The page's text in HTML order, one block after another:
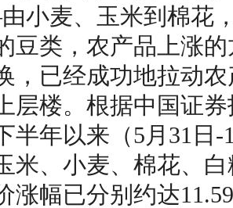
小麦、玉米到棉花
豆类，农产品上涨
，已经成功地拉动
层楼。根据中国证
半年以来（5月31日-
米、小麦、棉花、
涨幅已分别约达